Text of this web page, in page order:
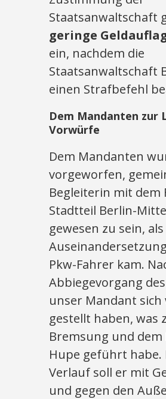
Staatsanwaltschaft
geringe
ein, nachdem die
Staatsanwaltschaft
einen Strafbefehl
Dem Mandanten zur
Vorwürfe
Dem Mandanten
vorgeworfen,
Begleiterin mit dem
Stadtteil Berlin-
gewesen zu sein,
Pkw-Fahrer kam.
Abbiegevorgang
unser Mandant sich
gestellt haben, was
Bremsung und
Hupe geführt habe.
Verlauf soll er mit
und gegen den